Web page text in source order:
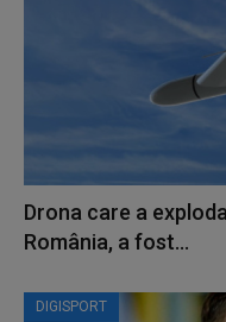
Drona care a
România, a fost...
DIGISPORT